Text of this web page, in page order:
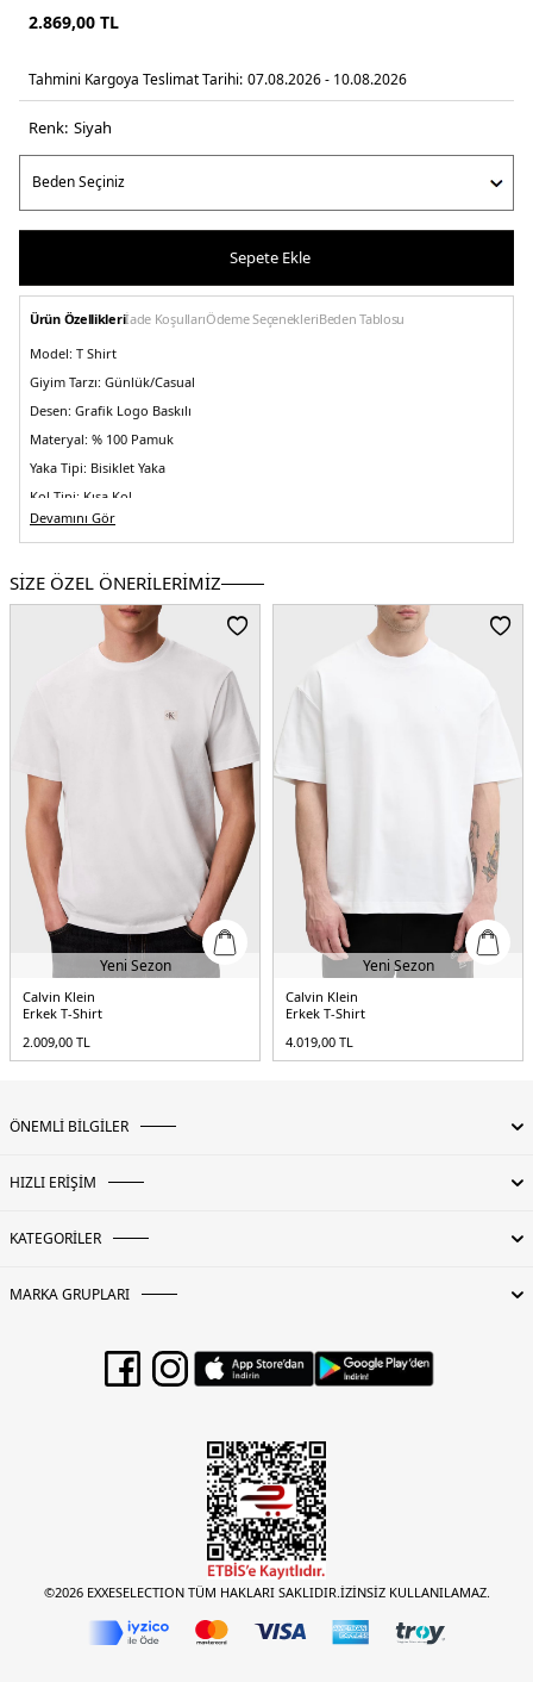
2.869,00 TL
Tahmini Kargoya Teslimat Tarihi: 07.08.2026 - 10.08.2026
Renk: si̇yah
Sepete Ekle
Ürün Özellikleriİade KoşullarıÖdeme SeçenekleriBeden Tablosu
Model: T Shirt
Giyim Tarzı: Günlük/Casual
Desen: Grafik Logo Baskılı
Materyal: % 100 Pamuk
Yaka Tipi: Bisiklet Yaka
Kol Tipi: Kısa Kol
Kumaş Tipi:Örme
Kalıp Bilgisi:Regular Fit
Yaş Grubu:Yetişkin
Hindistan
5DE1LV04RG816GUB1.07
Devamını Gör
SİZE ÖZEL ÖNERİLERİMİZ
Yeni Sezon
Calvin Klein
Erkek T-Shirt
2.009,00 TL
Yeni Sezon
Calvin Klein
Erkek T-Shirt
4.019,00 TL
ÖNEMLİ BİLGİLER
HIZLI ERİŞİM
KATEGORİLER
MARKA GRUPLARI
©2026 EXXESELECTION TÜM HAKLARI SAKLIDIR.İZİNSİZ KULLANILAMAZ.